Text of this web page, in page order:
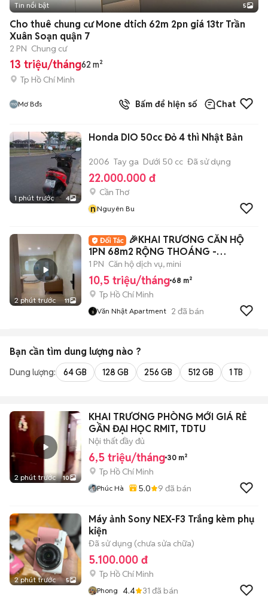
Tin nổi bật 5
Cho thuê chung cư Mone dtich 62m 2pn giá 13tr Trần
Xuân Soạn quận 7
2 PN Chung cư
13 triệu/tháng62 m²
Tp Hồ Chí Minh
Mơ Bđs Bấm để hiện số Chat
1 phút trước 4
Honda DIO 50cc Đỏ 4 thì Nhật Bản
2006 Tay ga Dưới 50 cc Đã sử dụng
22.000.000 đ
Cần Thơ
nNguyên Bu
2 phút trước 11
🎉KHAI TRƯƠNG CĂN HỘ
1PN 68m2 RỘNG THOÁNG -
BALCONY NGAY QUẬN 1🎉
1 PN Căn hộ dịch vụ, mini
10,5 triệu/tháng 68 m²
Tp Hồ Chí Minh
Văn Nhật Apartment 2 đã bán
Bạn cần tìm dung lượng nào ?
Dung lượng: 64 GB 128 GB 256 GB 512 GB 1 TB
2 phút trước 10
KHAI TRƯƠNG PHÒNG MỚI GIÁ RẺ
GẦN ĐẠI HỌC RMIT, TDTU
Nội thất đầy đủ
6,5 triệu/tháng 30 m²
Tp Hồ Chí Minh
Phúc Hà 5.0 9 đã bán
2 phút trước 5
Máy ảnh Sony NEX-F3 Trắng kèm phụ
kiện
Đã sử dụng (chưa sửa chữa)
5.100.000 đ
Tp Hồ Chí Minh
Phong 4.4 31 đã bán